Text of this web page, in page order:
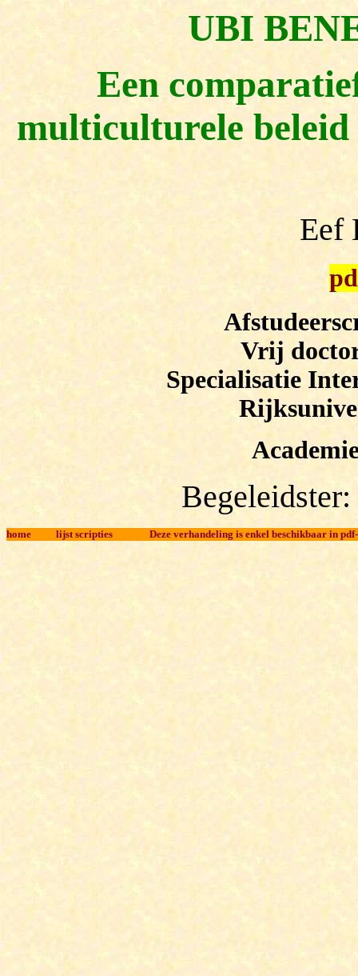
UBI
Een
multiculturele
Eef
Vrij
Specialisatie
home lijst scripties Deze verhandeling is enkel beschikbaar in